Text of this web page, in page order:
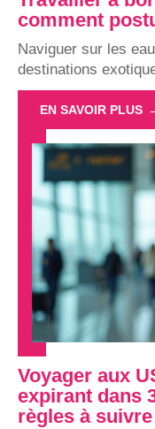
comment
Naviguer sur les
destinations
EN SAVOIR PLUS
Voyager aux
expirant dans
règles à suivre